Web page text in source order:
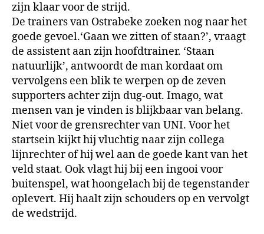
zijn klaar voor de strijd.
De trainers van Ostrabeke zoeken nog naar het
goede gevoel.‘Gaan we zitten of staan?’, vraagt
de assistent aan zijn hoofdtrainer. ‘Staan
natuurlijk’, antwoordt de man kordaat om
vervolgens een blik te werpen op de zeven
supporters achter zijn dug-out. Imago, wat
mensen van je vinden is blijkbaar van belang.
Niet voor de grensrechter van UNI. Voor het
startsein kijkt hij vluchtig naar zijn collega
lijnrechter of hij wel aan de goede kant van het
veld staat. Ook vlagt hij bij een ingooi voor
buitenspel, wat hoongelach bij de tegenstander
oplevert. Hij haalt zijn schouders op en vervolgt
de wedstrijd.